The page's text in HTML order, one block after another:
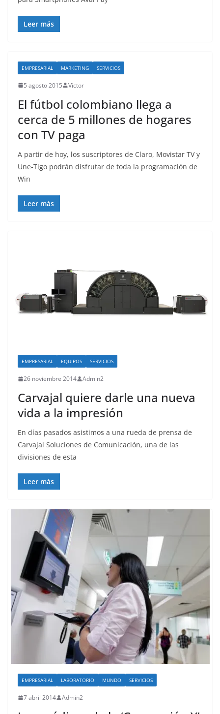
Leer más
EMPRESARIAL MARKETING SERVICIOS
5 agosto 2015 Víctor
El fútbol colombiano llega a
cerca de 5 millones de hogares
con TV paga
A partir de hoy, los suscriptores de Claro, Movistar TV y
Une-Tigo podrán disfrutar de toda la programación de
Win
Leer más
EMPRESARIAL EQUIPOS SERVICIOS
26 noviembre 2014 Admin2
Carvajal quiere darle una nueva
vida a la impresión
En días pasados asistimos a una rueda de prensa de
Carvajal Soluciones de Comunicación, una de las
divisiones de esta
Leer más
EMPRESARIAL LABORATORIO MUNDO SERVICIOS
7 abril 2014 Admin2